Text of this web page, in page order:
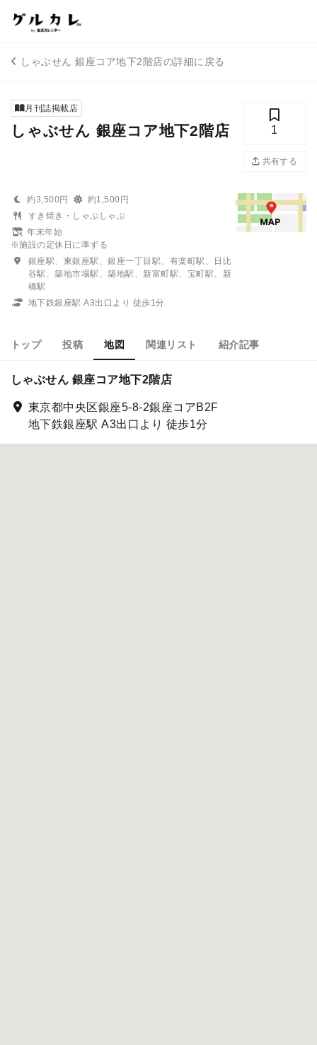
しゃぶせん 銀座コア地下2階店の詳細に戻る
月刊誌掲載店
しゃぶせん 銀座コア地下2階店 1
共有する
約3,500円
約1,500円
すき焼き・しゃぶしゃぶ
年末年始
※施設の定休日に準ずる
銀座駅、東銀座駅、銀座一丁目駅、有楽町駅、日比
谷駅、築地市場駅、築地駅、新富町駅、宝町駅、新
橋駅
地下鉄銀座駅 A3出口より 徒歩1分
トップ 投稿 地図 関連リスト 紹介記事
しゃぶせん 銀座コア地下2階店
東京都中央区銀座5-8-2銀座コアB2F
地下鉄銀座駅 A3出口より 徒歩1分